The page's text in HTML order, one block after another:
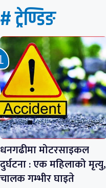
# ट्रेण्डिङ
धनगढीमा मोटरसाइकल
दुर्घटना : एक महिलाको मृत्यु,
चालक गम्भीर घाइते